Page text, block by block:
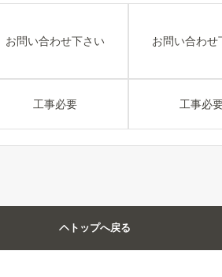
お問い合わせ下さい
工事必要
お問い合わせ
工事必
トップへ戻る